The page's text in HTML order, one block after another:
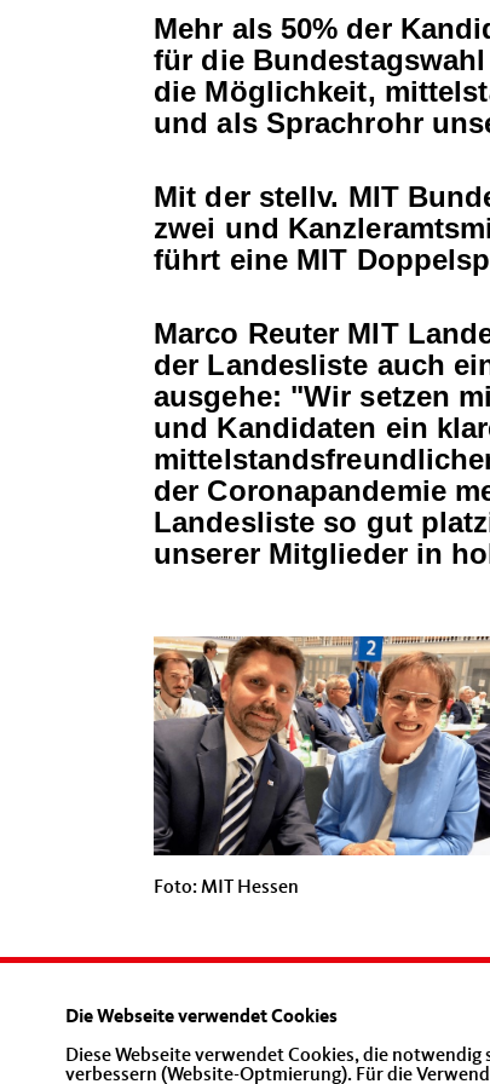
Mehr als 50% der
für die
die Möglichkeit,
und als Sprachrohr
Mit der stellv. MIT
zwei und
führt eine MIT
Marco Reuter MIT
der Landesliste auch
ausgehe: "Wir setzen
und Kandidaten ein
der Coronapandemie
Landesliste so gut
unserer Mitglieder in
Foto: MIT Hessen
Die Webseite verwendet Cookies
Diese Webseite verwendet Cookies, die
verbessern (Website-Optmierung). Für die